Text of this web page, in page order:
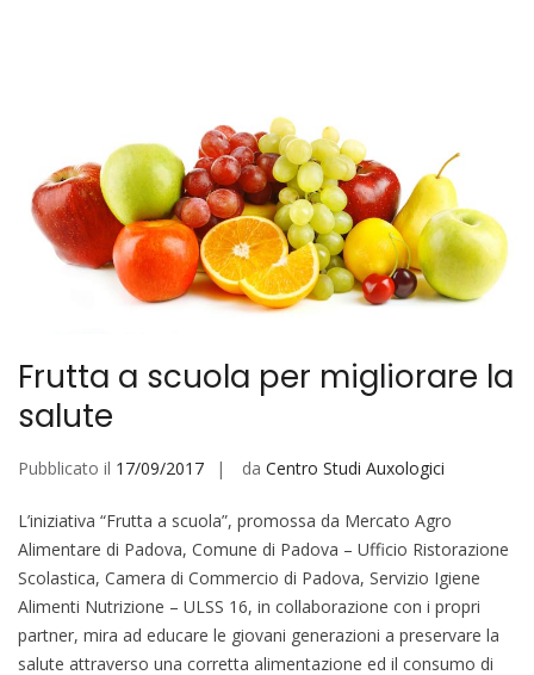
Frutta a scuola per migliorare la
salute
Pubblicato il 17/09/2017 da Centro Studi Auxologici
L’iniziativa “Frutta a scuola”, promossa da Mercato Agro
Alimentare di Padova, Comune di Padova – Ufficio Ristorazione
Scolastica, Camera di Commercio di Padova, Servizio Igiene
Alimenti Nutrizione – ULSS 16, in collaborazione con i propri
partner, mira ad educare le giovani generazioni a preservare la
salute attraverso una corretta alimentazione ed il consumo di